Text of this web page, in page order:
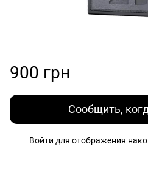
900 грн
Сообщить,
Войти для отображения